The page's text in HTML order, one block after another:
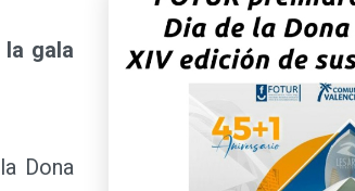
gala
Dona